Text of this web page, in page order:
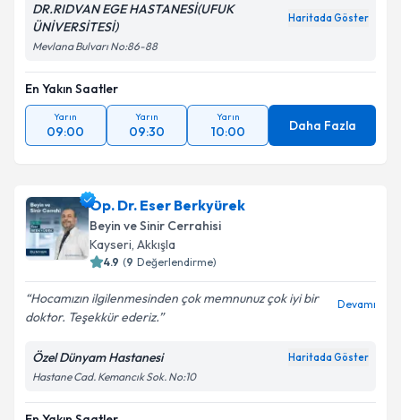
DR.RIDVAN EGE HASTANESİ(UFUK
ÜNİVERSİTESİ)
Haritada Göster
Mevlana Bulvarı No:86-88
En Yakın Saatler
Yarın
09:00
Yarın
09:30
Yarın
10:00 Daha Fazla
Op. Dr. Eser Berkyürek
Beyin ve Sinir Cerrahisi
Kayseri, Akkışla
4.9 (9 Değerlendirme)
Hocamızın ilgilenmesinden çok memnunuz çok iyi bir
doktor. Teşekkür ederiz.
Devamı
Özel Dünyam Hastanesi Haritada Göster
Hastane Cad. Kemancık Sok. No:10